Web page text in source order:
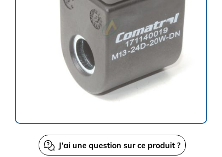
J'ai une question sur ce produit ?